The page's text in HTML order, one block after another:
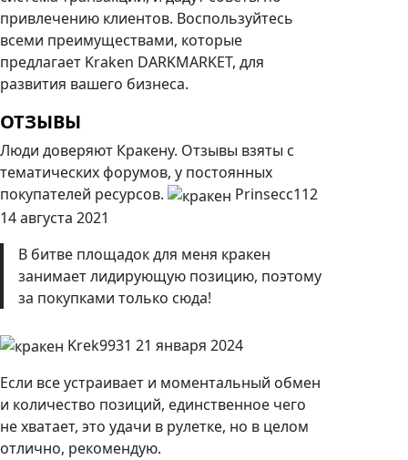
привлечению клиентов. Воспользуйтесь
всеми преимуществами, которые
предлагает Kraken DARKMARKET, для
развития вашего бизнеса.
ОТЗЫВЫ
Люди доверяют Кракену. Отзывы взяты с
тематических форумов, у постоянных
покупателей ресурсов.
Prinsecc112
14 августа 2021
В битве площадок для меня кракен
занимает лидирующую позицию, поэтому
за покупками только сюда!
Krek9931 21 января 2024
Если все устраивает и моментальный обмен
и количество позиций, единственное чего
не хватает, это удачи в рулетке, но в целом
отлично, рекомендую.